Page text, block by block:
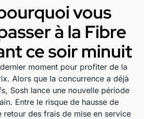
vous
à la Fibre
ce soir minuit
moment pour profiter de la
Alors que la concurrence a déjà
Sosh lance une nouvelle période
Entre le risque de hausse de
retour des frais de mise en service